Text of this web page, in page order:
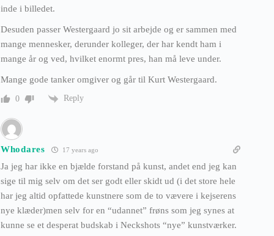
inde i billedet.
Desuden passer Westergaard jo sit arbejde og er sammen med
mange mennesker, derunder kolleger, der har kendt ham i
mange år og ved, hvilket enormt pres, han må leve under.
Mange gode tanker omgiver og går til Kurt Westergaard.
0 Reply
Whodares 17 years ago
Ja jeg har ikke en bjælde forstand på kunst, andet end jeg kan
sige til mig selv om det ser godt eller skidt ud (i det store hele
har jeg altid opfattede kunstnere som de to vævere i kejserens
nye klæder)men selv for en “udannet” frøns som jeg synes at
kunne se et desperat budskab i Neckshots “nye” kunstværker.